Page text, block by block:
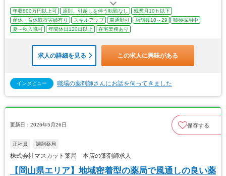
年収800万円以上可 原則、引越しを伴う転勤なし
残業月10ｈ以下
産休・育休取得実績有り
スキルアップ 車通勤可 店舗数10～29
積極採用中
夏～秋入職可
年間休日120日以上 在宅業務あり
求人の詳細を見る この求人に興味がある
インタビュー 職場の薬剤師さんにお話を伺ってきました
更新日：2026年5月26日 保存する
正社員 調剤薬局
株式会社マスカット薬局 本店の薬剤師求人
【岡山県エリア】地域密着型の薬局で風通しの良い薬